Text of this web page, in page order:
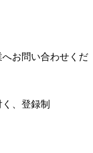
お問い合わせくだ
、登録制